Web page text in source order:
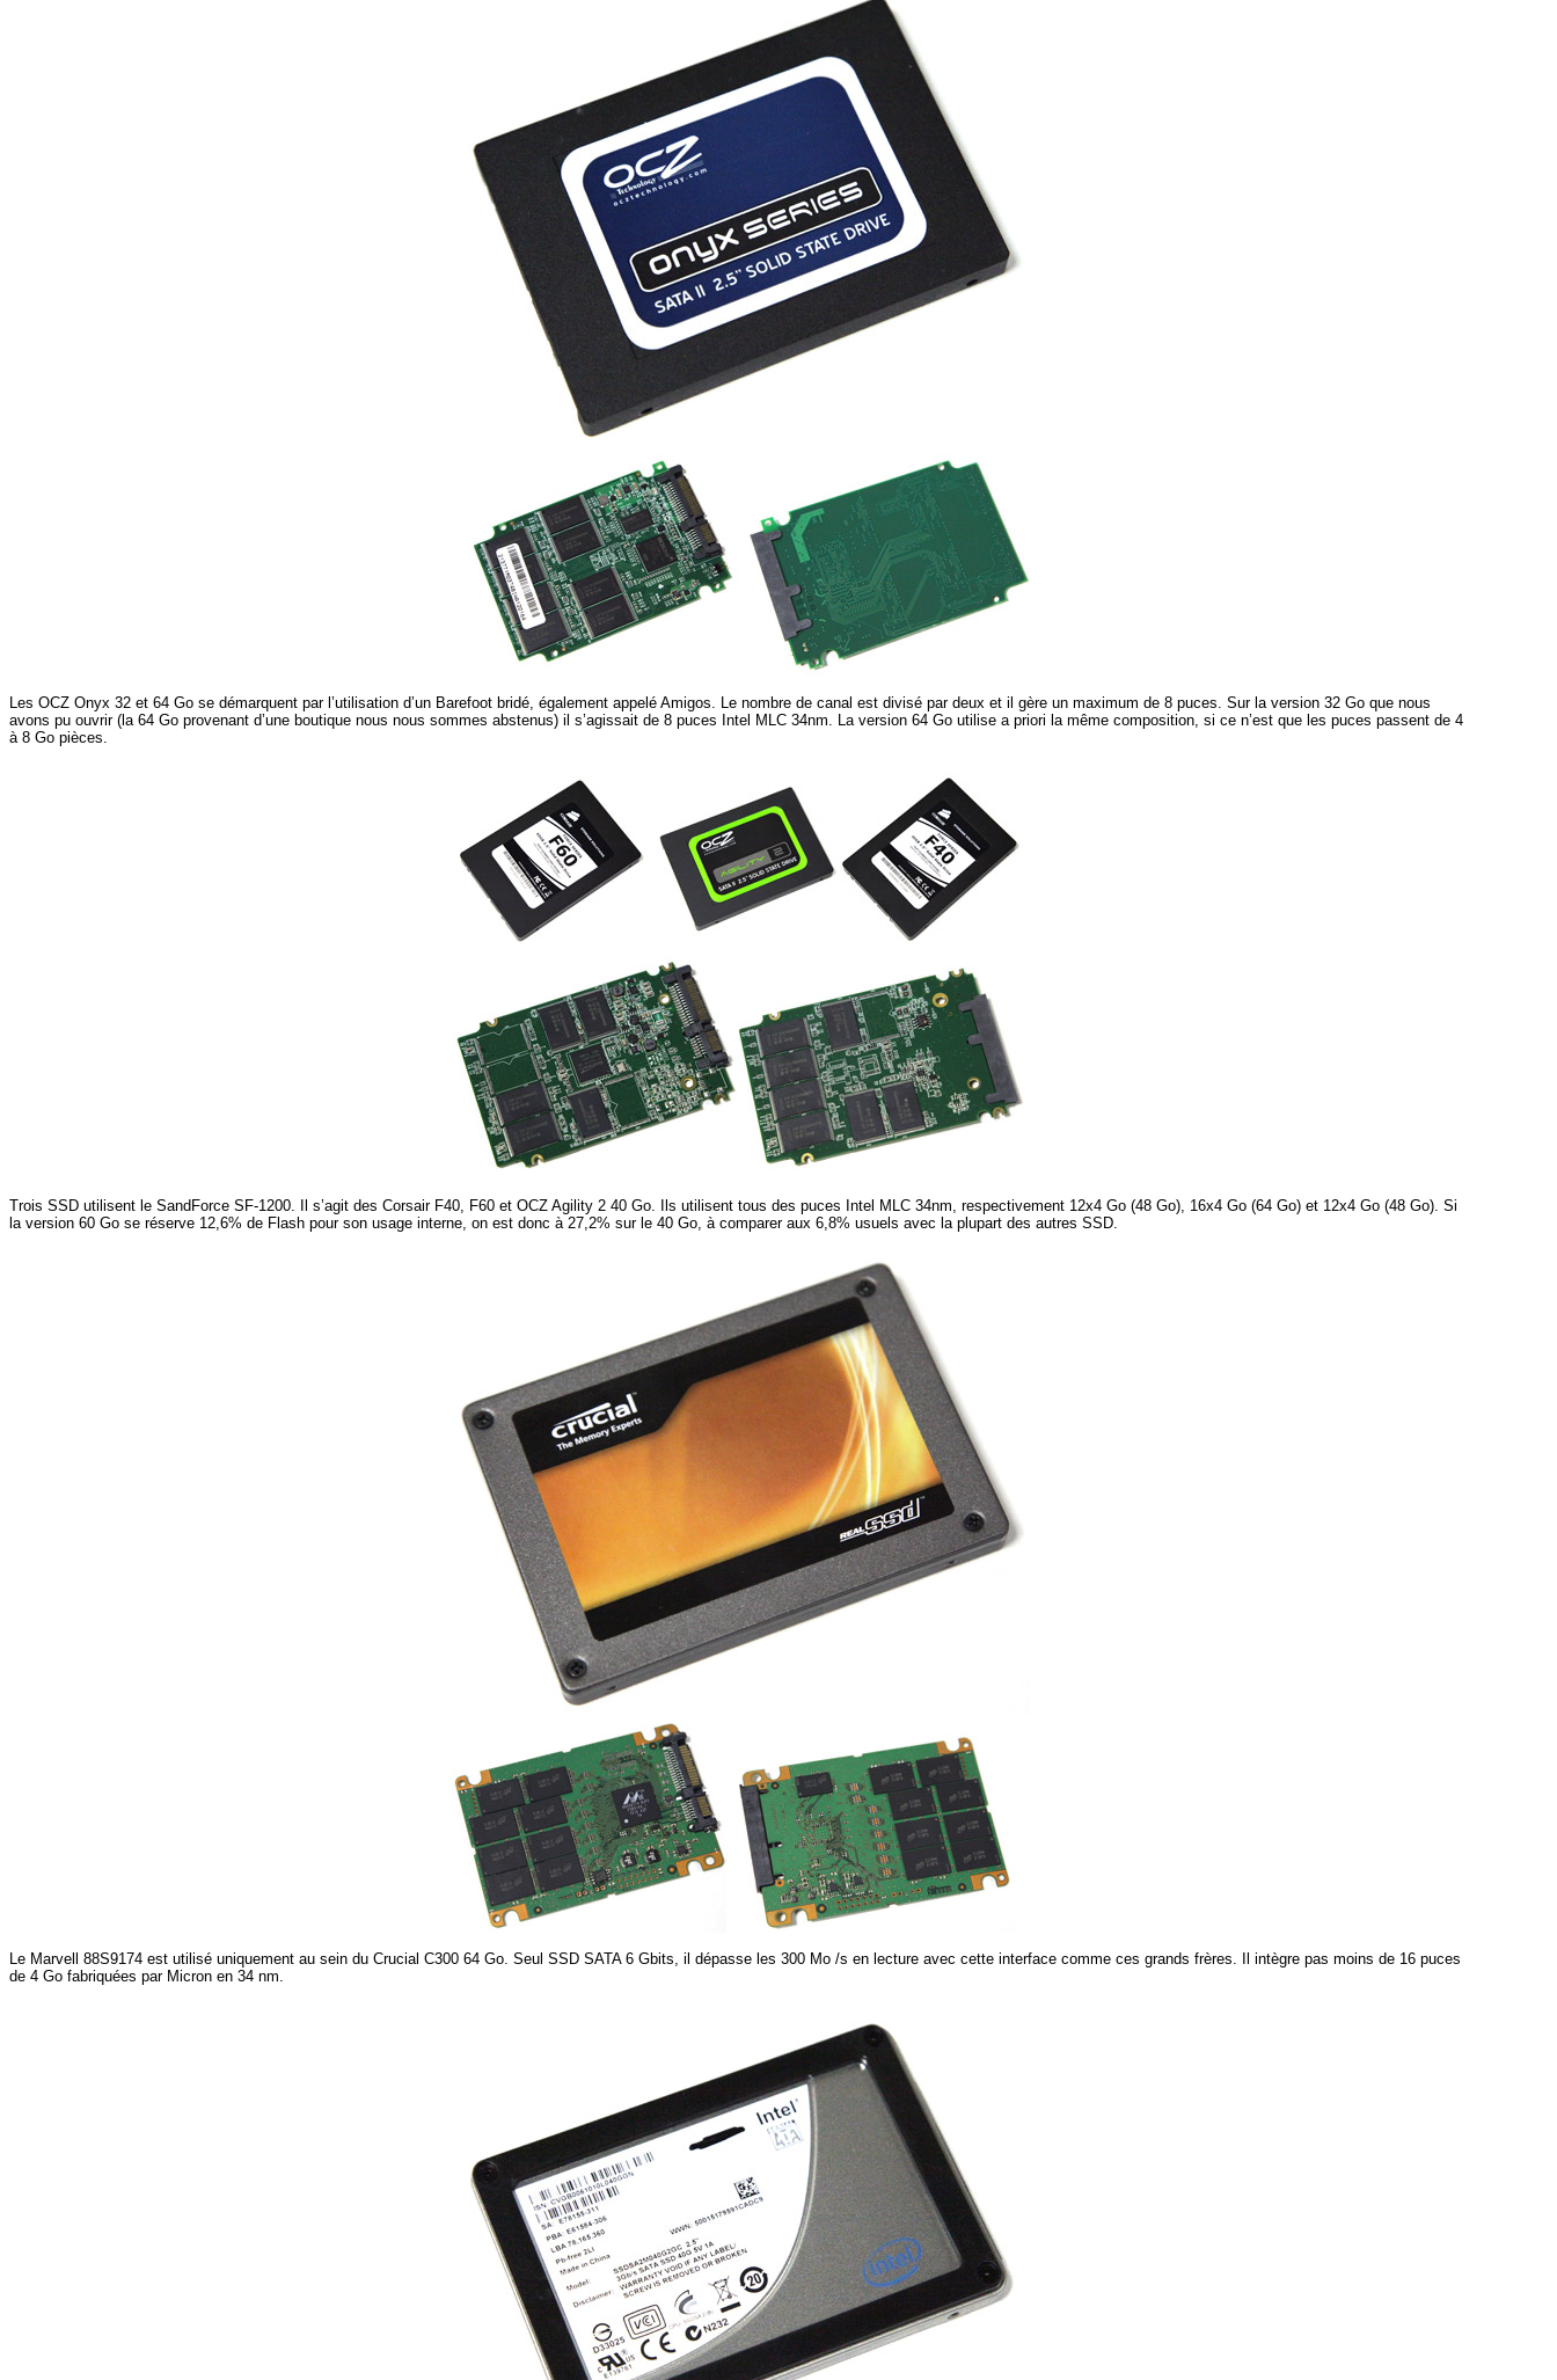
Les OCZ Onyx 32 et 64 Go se démarquent par l’utilisation d’un Barefoot bridé, également appelé Amigos. Le nombre de canal est divisé par deux et il gère un maximum de 8 puces. Sur la version 32 Go que nous
avons pu ouvrir (la 64 Go provenant d’une boutique nous nous sommes abstenus) il s’agissait de 8 puces Intel MLC 34nm. La version 64 Go utilise a priori la même composition, si ce n’est que les puces passent de 4
à 8 Go pièces.
Trois SSD utilisent le SandForce SF-1200. Il s’agit des Corsair F40, F60 et OCZ Agility 2 40 Go. Ils utilisent tous des puces Intel MLC 34nm, respectivement 12x4 Go (48 Go), 16x4 Go (64 Go) et 12x4 Go (48 Go). Si
la version 60 Go se réserve 12,6% de Flash pour son usage interne, on est donc à 27,2% sur le 40 Go, à comparer aux 6,8% usuels avec la plupart des autres SSD.
Le Marvell 88S9174 est utilisé uniquement au sein du Crucial C300 64 Go. Seul SSD SATA 6 Gbits, il dépasse les 300 Mo /s en lecture avec cette interface comme ces grands frères. Il intègre pas moins de 16 puces
de 4 Go fabriquées par Micron en 34 nm.